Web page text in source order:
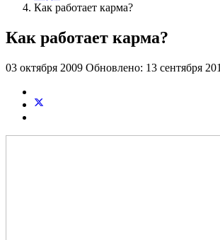
Как работает карма?
Как работает карма?
03 октября 2009 Обновлено: 13 сентября